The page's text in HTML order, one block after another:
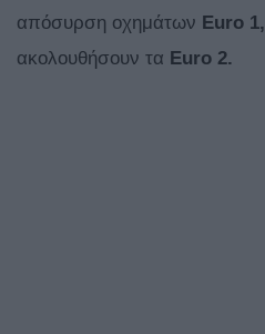
απόσυρση οχημάτων Euro 1,
ακολουθήσουν τα Euro 2.